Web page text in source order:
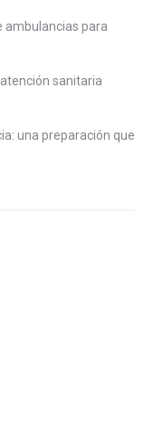
ambulancias para
sanitaria
una preparación que